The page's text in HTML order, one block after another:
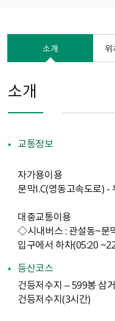
소개
소개
교통정보
자가용이용
문막I.C(영동고속도로) -
대중교통이용
◇시내버스 : 관설동~문
입구에서 하차(05:20
등산코스
건등저수지 – 599봉 삼
건등저수지(3시간)